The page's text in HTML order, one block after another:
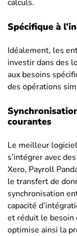
calculs.
Spécifique à
Idéalement, les
investir dans des
aux besoins
des opérations
courantes
Le meilleur
s’intégrer avec
Xero, Payroll
le transfert de
synchronisation
capacité
et réduit le besoin
optimise ainsi la